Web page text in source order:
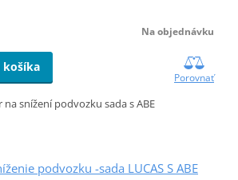
Na objednávku
košíka
Porovnať
na snížení podvozku sada s ABE
podvozku -sada LUCAS S ABE